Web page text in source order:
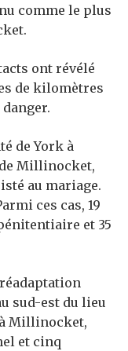
comme le plus
ont révélé
de kilomètres
de York à
Millinocket,
au mariage.
ces cas, 19
et 35
sud-est du lieu
Millinocket,
et cinq